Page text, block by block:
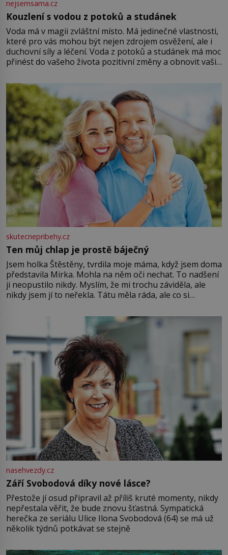
nejsemsama.cz
Kouzlení s vodou z potoků a studánek
Voda má v magii zvláštní místo. Má jedinečné vlastnosti,
které pro vás mohou být nejen zdrojem osvěžení, ale i
duchovní síly a léčení. Voda z potoků a studánek má moc
přinést do vašeho života pozitivní změny a obnovit vaši
můžete obohatit své rituály a přinést do svého života
větší harmonii a klid. Je důležité
skutecnepribehy.cz
Ten můj chlap je prostě báječný
Jsem holka Štěstěny, tvrdila moje máma, když jsem doma
představila Mirka. Mohla na něm oči nechat. To nadšení
ji neopustilo nikdy. Myslím, že mi trochu záviděla, ale
nikdy jsem jí to neřekla. Tátu měla ráda, ale co si
Jsme spolu moc rádi Tehdy byla jiná doba, když
nasehvezdy.cz
Září Svobodová díky nové lásce?
Přestože jí osud připravil až příliš kruté momenty, nikdy
nepřestala věřit, že bude znovu šťastná. Sympatická
herečka ze seriálu Ulice Ilona Svobodová (64) se má už
několik týdnů potkávat se stejně